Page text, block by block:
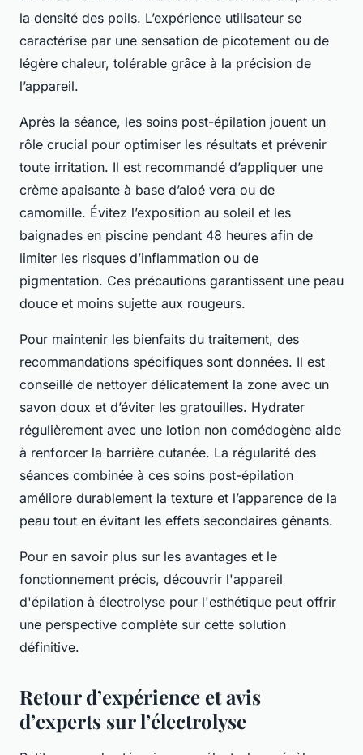
la densité des poils. L’expérience utilisateur se
caractérise par une sensation de picotement ou de
légère chaleur, tolérable grâce à la précision de
l’appareil.
Après la séance, les soins post-épilation jouent un
rôle crucial pour optimiser les résultats et prévenir
toute irritation. Il est recommandé d’appliquer une
crème apaisante à base d’aloé vera ou de
camomille. Évitez l’exposition au soleil et les
baignades en piscine pendant 48 heures afin de
limiter les risques d’inflammation ou de
pigmentation. Ces précautions garantissent une peau
douce et moins sujette aux rougeurs.
Pour maintenir les bienfaits du traitement, des
recommandations spécifiques sont données. Il est
conseillé de nettoyer délicatement la zone avec un
savon doux et d’éviter les gratouilles. Hydrater
régulièrement avec une lotion non comédogène aide
à renforcer la barrière cutanée. La régularité des
séances combinée à ces soins post-épilation
améliore durablement la texture et l’apparence de la
peau tout en évitant les effets secondaires gênants.
Pour en savoir plus sur les avantages et le
fonctionnement précis, découvrir l'appareil
d'épilation à électrolyse pour l'esthétique peut offrir
une perspective complète sur cette solution
définitive.
Retour d’expérience et avis
d’experts sur l’électrolyse